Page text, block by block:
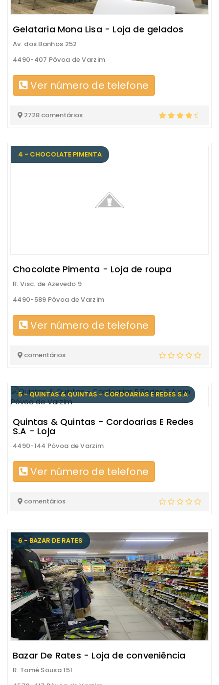
Gelataria Mona Lisa - Loja de gelados
Av. dos Banhos 252
4490-407 Póvoa de Varzim
Ver número de telefone
2728 comentários
4 - CHOCOLATE PIMENTA
Chocolate Pimenta - Loja de roupa
R. Visc. de Azevedo 9
4490-589 Póvoa de Varzim
Ver número de telefone
comentários
5 - QUINTAS & QUINTAS - CORDOARIAS E REDES S.A
Quintas & Quintas - Cordoarias E Redes
S.A - Loja
4490-144 Póvoa de Varzim
Ver número de telefone
comentários
6 - BAZAR DE RATES
Bazar De Rates - Loja de conveniência
R. Tomé Sousa 151